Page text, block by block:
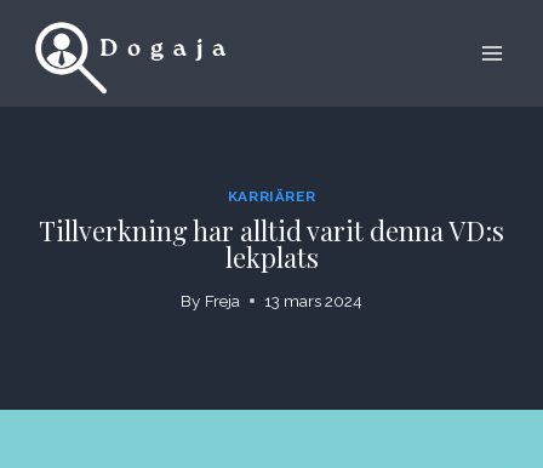
KARRIÄRER
Tillverkning har alltid varit denna VD:s
lekplats
By Freja 13 mars 2024